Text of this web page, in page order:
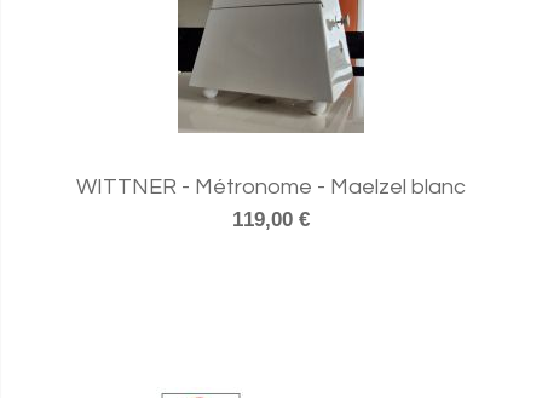
WITTNER - Métronome - Maelzel blanc
119,00 €